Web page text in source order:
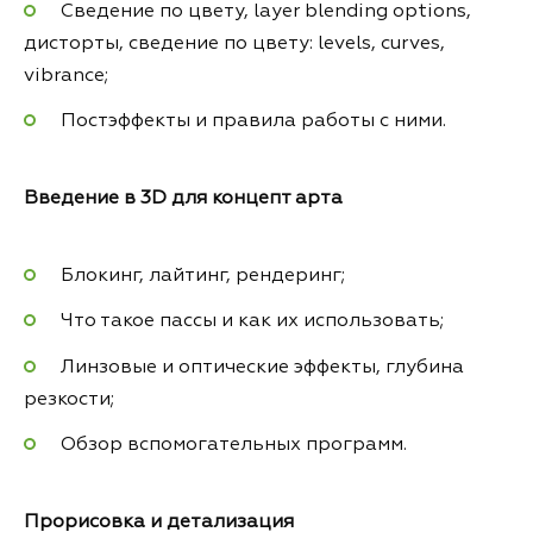
Сведение по цвету, layer blending options,
дисторты, сведение по цвету: levels, curves,
vibrance;
Постэффекты и правила работы с ними.
Введение в 3D для концепт арта
Блокинг, лайтинг, рендеринг;
Что такое пассы и как их использовать;
Линзовые и оптические эффекты, глубина
резкости;
Обзор вспомогательных программ.
Прорисовка и детализация